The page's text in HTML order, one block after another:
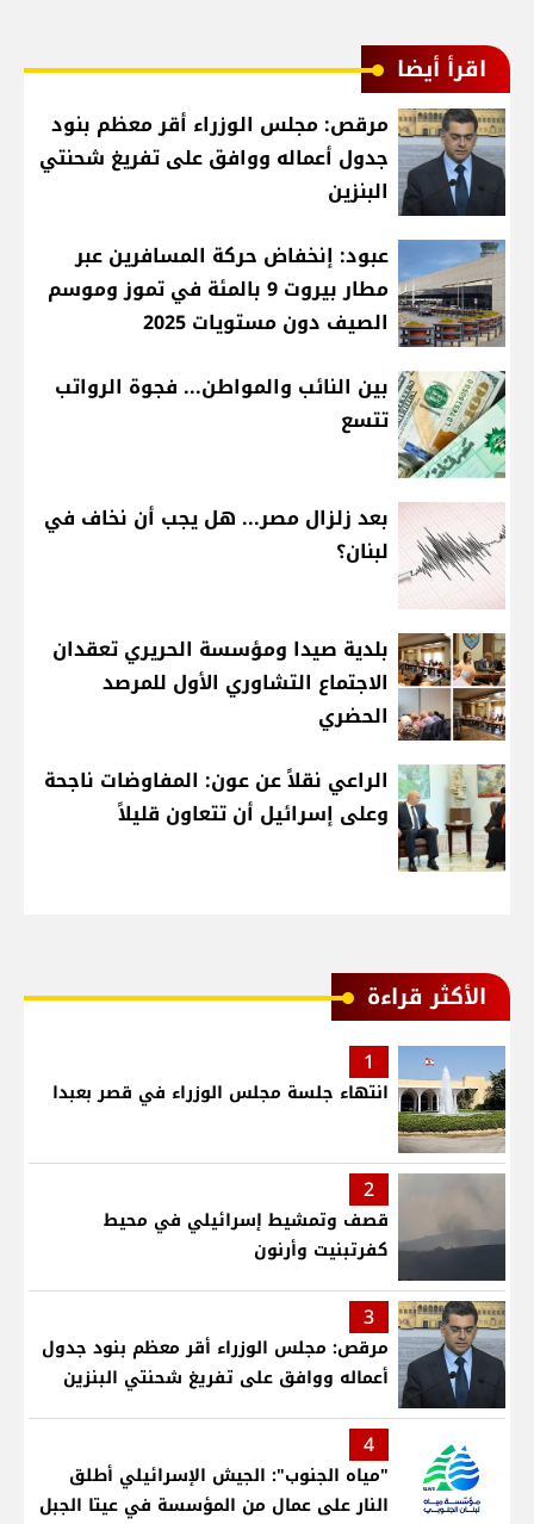
اقرأ أيضا
مرقص: مجلس الوزراء أقر معظم بنود
جدول أعماله ووافق على تفريغ شحنتي
البنزين
عبود: إنخفاض حركة المسافرين عبر
مطار بيروت 9 بالمئة في تموز وموسم
الصيف دون مستويات 2025
بين النائب والمواطن... فجوة الرواتب
تتسع
بعد زلزال مصر... هل يجب أن نخاف في
لبنان؟
بلدية صيدا ومؤسسة الحريري تعقدان
الاجتماع التشاوري الأول للمرصد
الحضري
الراعي نقلاً عن عون: المفاوضات ناجحة
وعلى إسرائيل أن تتعاون قليلاً
الأكثر قراءة
1
انتهاء جلسة مجلس الوزراء في قصر بعبدا
2
قصف وتمشيط إسرائيلي في محيط
كفرتبنيت وأرنون
3
مرقص: مجلس الوزراء أقر معظم بنود جدول
أعماله ووافق على تفريغ شحنتي البنزين
4
"مياه الجنوب": الجيش الإسرائيلي أطلق
النار على عمال من المؤسسة في عيتا الجبل